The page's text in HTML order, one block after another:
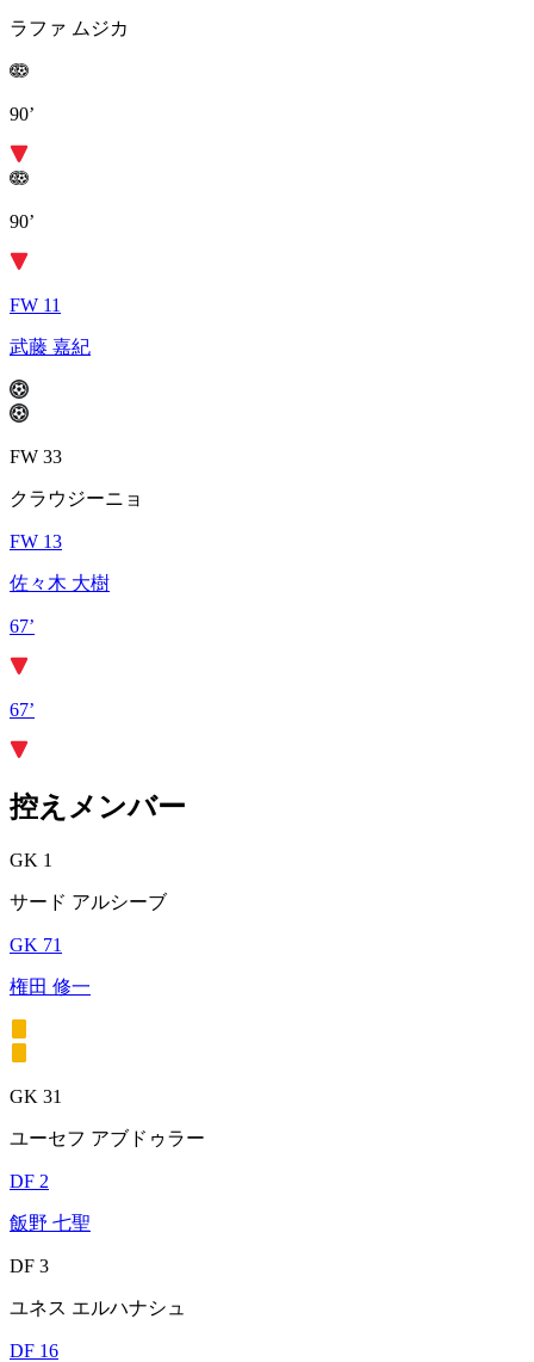
ラファ ムジカ
90’
90’
FW 11
武藤 嘉紀
FW 33
クラウジーニョ
FW 13
佐々木 大樹
67’
67’
控えメンバー
GK 1
サード アルシーブ
GK 71
権田 修一
GK 31
ユーセフ アブドゥラー
DF 2
飯野 七聖
DF 3
ユネス エルハナシュ
DF 16